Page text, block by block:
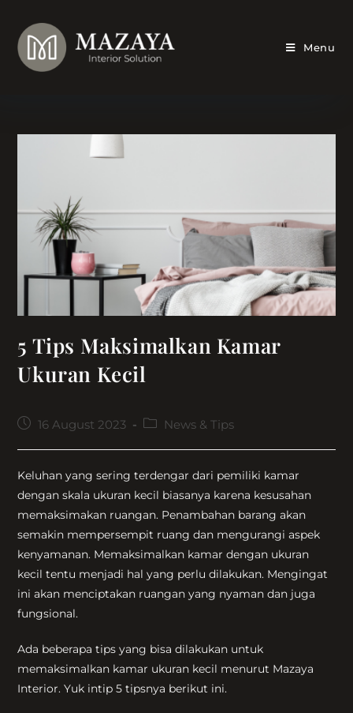
content
Menu
5 Tips Maksimalkan Kamar
Ukuran Kecil
Post16 August 2023
PostNews & Tips
Keluhan yang sering terdengar dari pemiliki kamar
dengan skala ukuran kecil biasanya karena kesusahan
memaksimakan ruangan. Penambahan barang akan
semakin mempersempit ruang dan mengurangi aspek
kenyamanan. Memaksimalkan kamar dengan ukuran
kecil tentu menjadi hal yang perlu dilakukan. Mengingat
ini akan menciptakan ruangan yang nyaman dan juga
fungsional.
Ada beberapa tips yang bisa dilakukan untuk
memaksimalkan kamar ukuran kecil menurut Mazaya
Interior. Yuk intip 5 tipsnya berikut ini.